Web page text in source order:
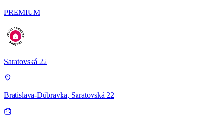
PREMIUM
Saratovská 22
Bratislava-Dúbravka, Saratovská 22